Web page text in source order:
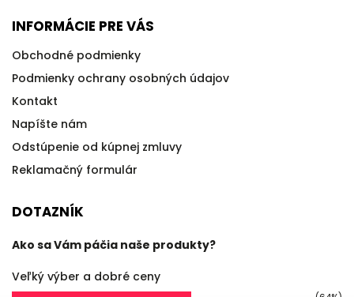
INFORMÁCIE PRE VÁS
Obchodné podmienky
Podmienky ochrany osobných údajov
Kontakt
Napíšte nám
Odstúpenie od kúpnej zmluvy
Reklamačný formulár
DOTAZNÍK
Ako sa Vám páčia naše produkty?
Veľký výber a dobré ceny